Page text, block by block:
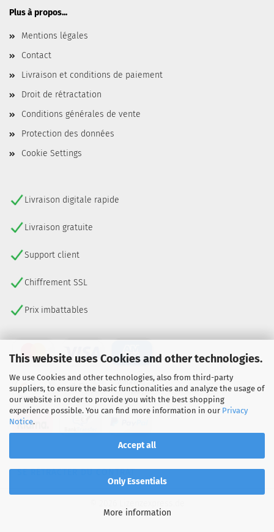
This website uses Cookies and other technologies.
We use Cookies and other technologies, also from third-party
suppliers, to ensure the basic functionalities and analyze the usage of
our website in order to provide you with the best shopping
experience possible. You can find more information in our Privacy
Notice.
Accept all
Only Essentials
More information
Plus à propos...
Mentions légales
Contact
Livraison et conditions de paiement
Droit de rétractation
Conditions générales de vente
Protection des données
Cookie Settings
Livraison digitale rapide
Livraison gratuite
Support client
Chiffrement SSL
Prix imbattables
SE RÉTRACTER DU CONTRAT